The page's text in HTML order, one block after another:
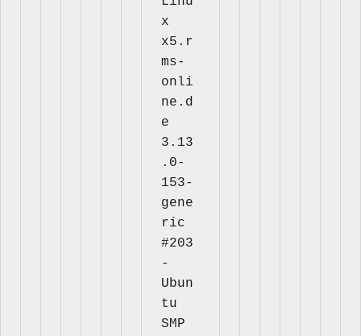
x
x5.r
ms-
onli
ne.d
e
3.13
.0-
153-
gene
ric
#203
-
Ubun
tu
SMP